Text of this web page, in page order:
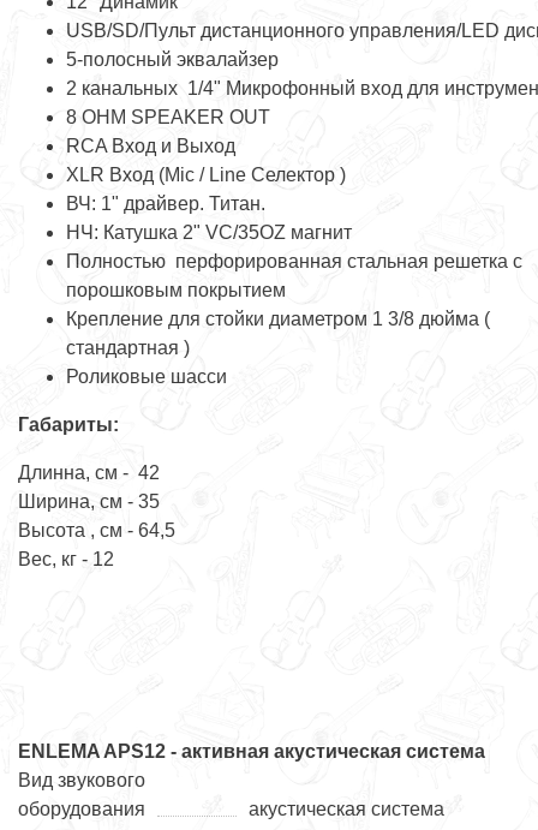
USB/SD/Пульт дистанционного управления/LED
5-полосный эквалайзер
2 канальных 1/4" Микрофонный вход для
8 OHM SPEAKER OUT
RCA Вход и Выход
XLR Вход (Mic / Line Селектор )
ВЧ: 1" драйвер. Титан.
НЧ: Катушка 2" VC/35OZ магнит
Полностью перфорированная стальная решетка с
порошковым покрытием
Крепление для стойки диаметром 1 3/8 дюйма (
стандартная )
Роликовые шасси
Габариты:
Длинна, см - 42
Ширина, см - 35
Высота , см - 64,5
Вес, кг - 12
ENLEMA APS12 - активная акустическая система
Вид звукового
оборудования
акустическая система